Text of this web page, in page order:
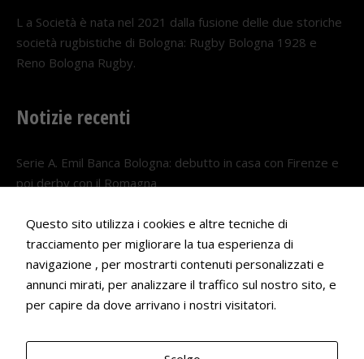
L a Società è nata nel 2021 dalla fusione delle due storiche
società rugbistiche di Bologna: Rugby Bologna 1928 e
Reno Bologna Rugby.
Notizie recenti
Serie A. Emil Banca Bologna: debutto in casa con Firenze e
poi derby con il Romagna
Serie A. Il Bologna nel girone veneto
29 LUGLIO 2026
Francesco Andrei convocato al Camp estivo della nazionale
22 LUGLIO 2026
Questo sito utilizza i cookies e altre tecniche di
tracciamento per migliorare la tua esperienza di
navigazione , per mostrarti contenuti personalizzati e
annunci mirati, per analizzare il traffico sul nostro sito, e
per capire da dove arrivano i nostri visitatori.